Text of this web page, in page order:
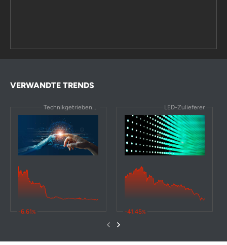
VERWANDTE TRENDS
Technikgetriebene Trends
-6.61%
LED-Zulieferer
-41.45%